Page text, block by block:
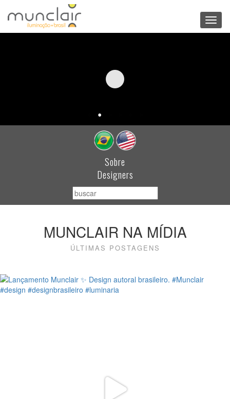
Sobre
Designers
MUNCLAIR NA MÍDIA
ÚLTIMAS POSTAGENS